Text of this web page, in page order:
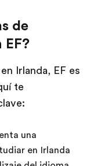
de
Irlanda, EF es
te
una
en Irlanda